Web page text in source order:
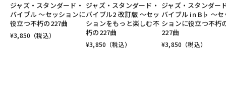
ジャズ・スタンダード・
バイブル ～セッションに
役立つ不朽の227曲
¥3,850 （税込）
ジャズ・スタンダード・
バイブル2 改訂版 ～セッ
ションをもっと楽しむ不
朽の227曲
¥3,850 （税込）
ジャズ・スタンダー
バイブル in B♭ ～セ
ションに役立つ不朽
227曲
¥3,850 （税込）